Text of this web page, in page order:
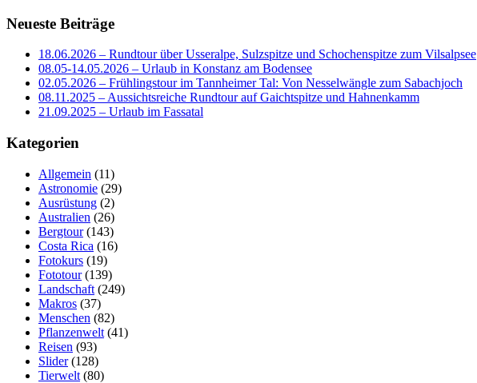
Neueste Beiträge
18.06.2026 – Rundtour über Usseralpe, Sulzspitze und Schochenspitze zum Vilsalpsee
08.05-14.05.2026 – Urlaub in Konstanz am Bodensee
02.05.2026 – Frühlingstour im Tannheimer Tal: Von Nesselwängle zum Sabachjoch
08.11.2025 – Aussichtsreiche Rundtour auf Gaichtspitze und Hahnenkamm
21.09.2025 – Urlaub im Fassatal
Kategorien
Allgemein (11)
Astronomie (29)
Ausrüstung (2)
Australien (26)
Bergtour(143)
Costa Rica (16)
Fotokurs (19)
Fototour(139)
Landschaft (249)
Makros (37)
Menschen (82)
Pflanzenwelt (41)
Reisen (93)
Slider(128)
Tierwelt (80)